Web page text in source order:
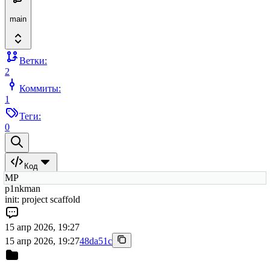
main
Ветки:
2
Коммиты:
1
Теги:
0
Код
MP
p1nkman
init: project scaffold
15 апр 2026, 19:27
15 апр 2026, 19:2748da51c